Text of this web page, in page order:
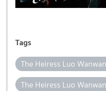
Tags
The Heiress Luo
The Heiress Luo Wanwan